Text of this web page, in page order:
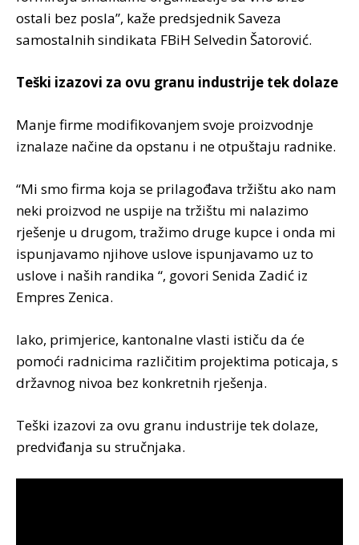
ostali bez posla”, kaže predsjednik Saveza
samostalnih sindikata FBiH Selvedin Šatorović.
Teški izazovi za ovu granu industrije tek dolaze
Manje firme modifikovanjem svoje proizvodnje
iznalaze načine da opstanu i ne otpuštaju radnike.
“Mi smo firma koja se prilagođava tržištu ako nam
neki proizvod ne uspije na tržištu mi nalazimo
rješenje u drugom, tražimo druge kupce i onda mi
ispunjavamo njihove uslove ispunjavamo uz to
uslove i naših randika “, govori Senida Zadić iz
Empres Zenica.
Iako, primjerice, kantonalne vlasti ističu da će
pomoći radnicima različitim projektima poticaja, s
državnog nivoa bez konkretnih rješenja.
Teški izazovi za ovu granu industrije tek dolaze,
predviđanja su stručnjaka.